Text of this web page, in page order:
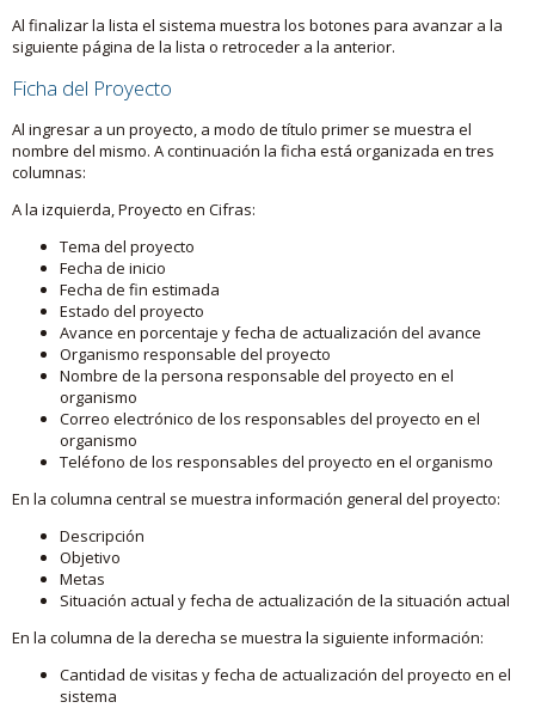
Al finalizar la lista el sistema muestra los botones para avanzar a la
siguiente página de la lista o retroceder a la anterior.
Ficha del Proyecto
Al ingresar a un proyecto, a modo de título primer se muestra el
nombre del mismo. A continuación la ficha está organizada en tres
columnas:
A la izquierda, Proyecto en Cifras:
Tema del proyecto
Fecha de inicio
Fecha de fin estimada
Estado del proyecto
Avance en porcentaje y fecha de actualización del avance
Organismo responsable del proyecto
Nombre de la persona responsable del proyecto en el
organismo
Correo electrónico de los responsables del proyecto en el
organismo
Teléfono de los responsables del proyecto en el organismo
En la columna central se muestra información general del proyecto:
Descripción
Objetivo
Metas
Situación actual y fecha de actualización de la situación actual
En la columna de la derecha se muestra la siguiente información:
Cantidad de visitas y fecha de actualización del proyecto en el
sistema